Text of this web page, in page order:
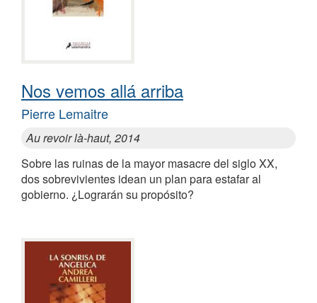
Nos vemos allá arriba
Pierre Lemaitre
Au revoir là-haut, 2014
Sobre las ruinas de la mayor masacre del siglo XX,
dos sobrevivientes idean un plan para estafar al
gobierno. ¿Lograrán su propósito?